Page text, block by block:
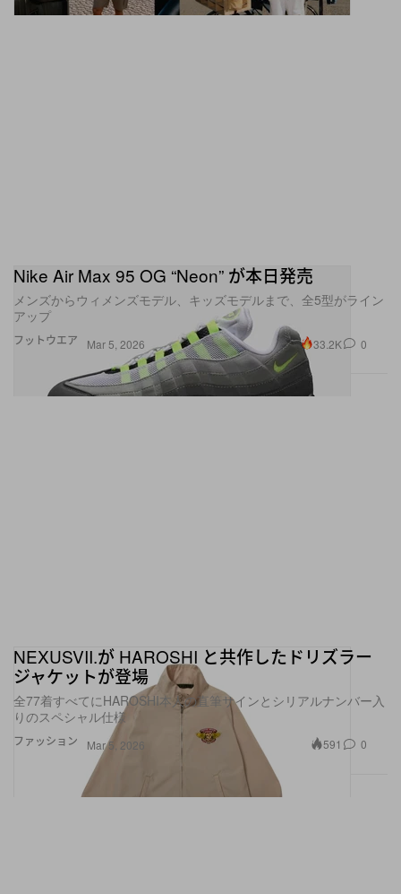
フットウエア
Nike Air Max 95 OG “Neon” が本日発売
メンズからウィメンズモデル、キッズモデルまで、全5型がライン
アップ
Mar 5, 2026 33.2K 0
ファッション
NEXUSVII.が HAROSHI と共作したドリズラー
ジャケットが登場
全77着すべてにHAROSHI本人の直筆サインとシリアルナンバー入
りのスペシャル仕様
Mar 5, 2026 591 0